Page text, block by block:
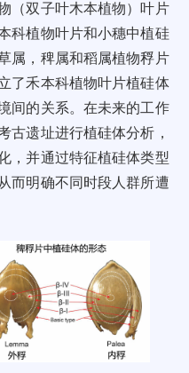
（双子叶木本植物）叶片
科植物叶片和小穗中植硅
属，稗属和稻属植物稃片
了禾本科植物叶片植硅体
间的关系。在未来的工作
古遗址进行植硅体分析，
，并通过特征植硅体类型
而明确不同时段人群所遭